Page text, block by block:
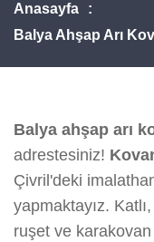
Anasayfa
Balya Ahşap Arı
Balya ahşap arı
adrestesiniz!
Çivril'deki
yapmaktayız.
ruşet ve karakovan